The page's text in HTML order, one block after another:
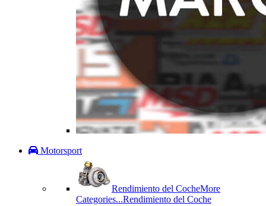
Motorsport
Rendimiento del CocheMore
Categories...Rendimiento del Coche